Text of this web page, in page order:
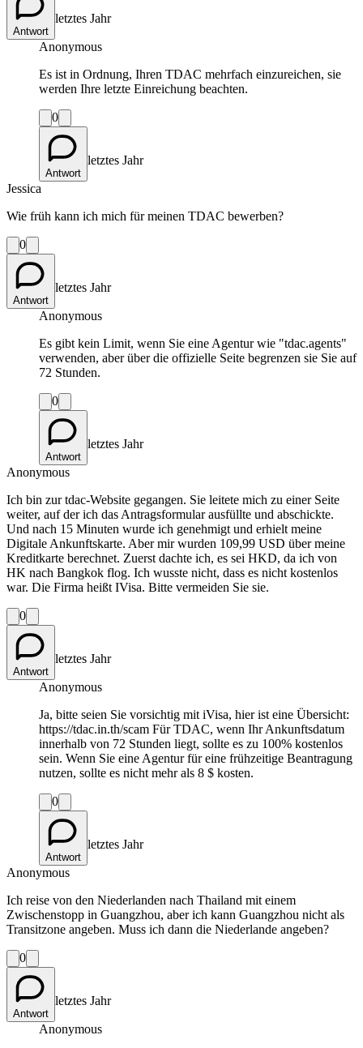
Antwort
letztes Jahr
Anonymous
Es ist in Ordnung, Ihren TDAC mehrfach einzureichen, sie
werden Ihre letzte Einreichung beachten.
0
Antwort
letztes Jahr
Jessica
Wie früh kann ich mich für meinen TDAC bewerben?
0
Antwort
letztes Jahr
Anonymous
Es gibt kein Limit, wenn Sie eine Agentur wie "tdac.agents"
verwenden, aber über die offizielle Seite begrenzen sie Sie auf
72 Stunden.
0
Antwort
letztes Jahr
Anonymous
Ich bin zur tdac-Website gegangen. Sie leitete mich zu einer Seite
weiter, auf der ich das Antragsformular ausfüllte und abschickte.
Und nach 15 Minuten wurde ich genehmigt und erhielt meine
Digitale Ankunftskarte. Aber mir wurden 109,99 USD über meine
Kreditkarte berechnet. Zuerst dachte ich, es sei HKD, da ich von
HK nach Bangkok flog. Ich wusste nicht, dass es nicht kostenlos
war. Die Firma heißt IVisa. Bitte vermeiden Sie sie.
0
Antwort
letztes Jahr
Anonymous
Ja, bitte seien Sie vorsichtig mit iVisa, hier ist eine Übersicht:
https://tdac.in.th/scam Für TDAC, wenn Ihr Ankunftsdatum
innerhalb von 72 Stunden liegt, sollte es zu 100% kostenlos
sein. Wenn Sie eine Agentur für eine frühzeitige Beantragung
nutzen, sollte es nicht mehr als 8 $ kosten.
0
Antwort
letztes Jahr
Anonymous
Ich reise von den Niederlanden nach Thailand mit einem
Zwischenstopp in Guangzhou, aber ich kann Guangzhou nicht als
Transitzone angeben. Muss ich dann die Niederlande angeben?
0
Antwort
letztes Jahr
Anonymous